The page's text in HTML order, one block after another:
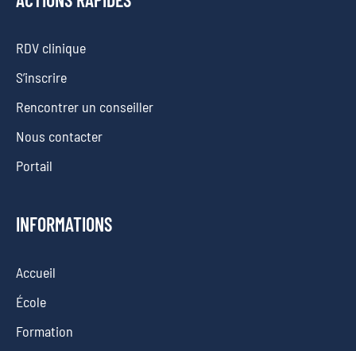
RDV clinique
S’inscrire
Rencontrer un conseiller
Nous contacter
Portail
INFORMATIONS
Accueil
École
Formation